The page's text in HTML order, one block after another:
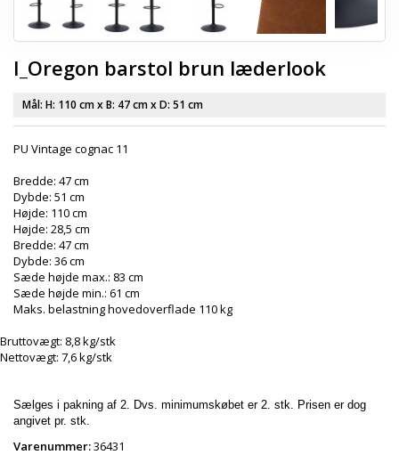
I_Oregon barstol brun læderlook
Mål: H: 110 cmx B: 47 cmx D: 51 cm
PU Vintage cognac 11
Bredde: 47 cm
Dybde: 51 cm
Højde: 110 cm
Højde: 28,5 cm
Bredde: 47 cm
Dybde: 36 cm
Sæde højde max.: 83 cm
Sæde højde min.: 61 cm
Maks. belastning hovedoverflade 110 kg
Bruttovægt: 8,8 kg/stk
Nettovægt: 7,6 kg/stk
Sælges i pakning af 2. Dvs. minimumskøbet er 2. stk. Prisen er dog
angivet pr. stk.
Varenummer:36431